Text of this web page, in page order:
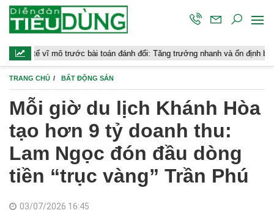
trước bài toán đánh đổi: Tăng trưởng nhanh và ổn định bền vững
TRANG CHỦ BẤT ĐỘNG SẢN
Mỗi giờ du lịch Khánh Hòa
tạo hơn 9 tỷ doanh thu:
Lam Ngọc đón đầu dòng
tiền “trục vàng” Trần Phú
03/07/2026 16:45